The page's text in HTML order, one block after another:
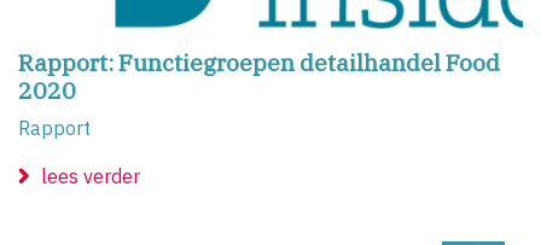
Rapport: Functiegroepen detailhandel Food
2020
Rapport
lees verder